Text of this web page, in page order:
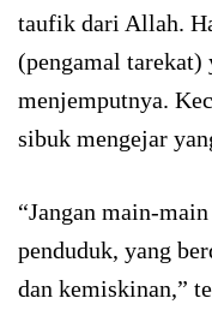
taufik dari Allah.
(pengamal
menjemputnya.
sibuk mengejar
“Jangan main-
penduduk, yang
dan kemiskinan,”